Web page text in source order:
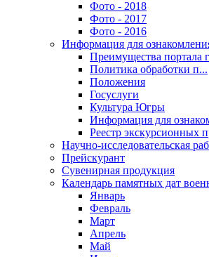
Фото - 2018
Фото - 2017
Фото - 2016
Информация для
Преимущества портала
Политика обработки п...
Положения
Госуслуги
Культура Югры
Информация для
Реестр экскурсионных
Научно-исследовательская
Прейскурант
Сувенирная продукция
Календарь памятных дат
Январь
Февраль
Март
Апрель
Май